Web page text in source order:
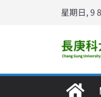
星期日, 9